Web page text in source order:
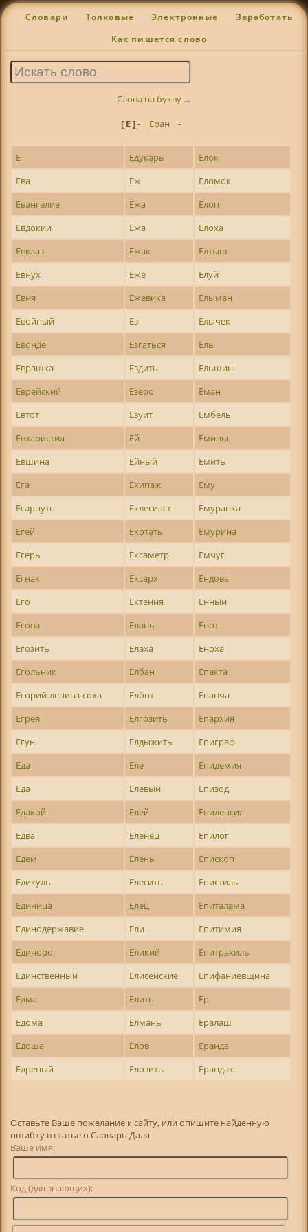
Словари Толковые Электронные Заработать
Как пишется слово
Слова на букву ...
[ Е ]- Еран -
Е Едукарь
Елок
Ева
Еж
Еломок
Евангелие
Ежа
Елоп
Евдокии
Ежа
Елоха
Евклаз
Ежак
Елтыш
Евнух
Еже
Елуй
Евня
Ежевика
Елыман
Евойный
Ез
Елычек
Евонде
Езгаться
Ель
Еврашка
Ездить
Ельшин
Еврейский
Езеро
Еман
Евтот
Езуит
Ембель
Евхаристия
Ей
Емины
Евшина
Ейный
Емить
Ега
Екипаж
Ему
Егарнуть
Еклесиаст
Емуранка
Егей
Екотать
Емурина
Егерь
Ексаметр
Емчуг
Егнак
Ексарх
Ендова
Его
Ектения
Енный
Егова
Елань
Енот
Егозить
Елаха
Еноха
Егольник
Елбан
Епакта
Егорий-ленива-соха
Елбот
Епанча
Егрея
Елгозить
Епархия
Егун
Елдыжить
Епиграф
Еда
Еле
Епидемия
Еда
Елевый
Епизод
Едакой
Елей
Епилепсия
Едва
Еленец
Епилог
Едем
Елень
Епископ
Едикуль
Елесить
Епистиль
Единица
Елец
Епиталама
Единодержавие
Ели
Епитимия
Единорог
Еликий
Епитрахиль
Единственный
Елисейские
Епифаниевщина
Едма
Елить
Ер
Едома
Елмань
Ералаш
Едоша
Елов
Еранда
Едреный
Елозить Ерандак
Оставьте Ваше пожелание к сайту, или опишите найденную
ошибку в статье о Словарь Даля
Ваше имя:
Код (для знающих):